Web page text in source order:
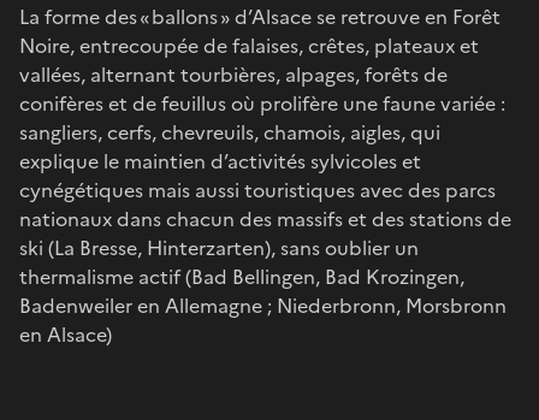
La forme des « ballons » d’Alsace se retrouve en Forêt
Noire, entrecoupée de falaises, crêtes, plateaux et
vallées, alternant tourbières, alpages, forêts de
conifères et de feuillus où prolifère une faune variée :
sangliers, cerfs, chevreuils, chamois, aigles, qui
explique le maintien d’activités sylvicoles et
cynégétiques mais aussi touristiques avec des parcs
nationaux dans chacun des massifs et des stations de
ski (La Bresse, Hinterzarten), sans oublier un
thermalisme actif (Bad Bellingen, Bad Krozingen,
Badenweiler en Allemagne ; Niederbronn, Morsbronn
en Alsace)